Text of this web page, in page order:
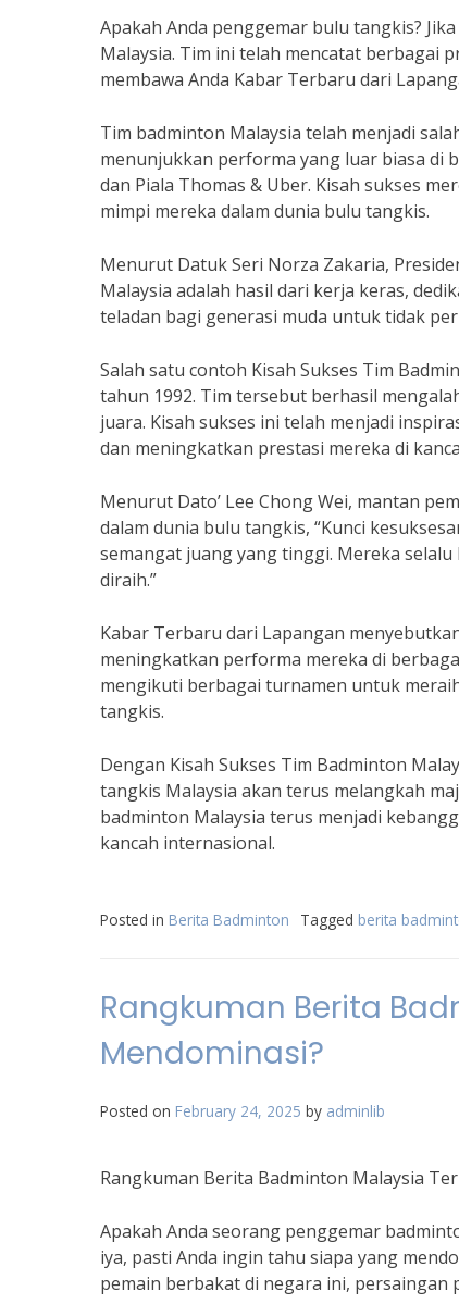
Apakah Anda penggemar bulu tangkis?
Malaysia. Tim ini telah mencatat berbagai
membawa Anda Kabar Terbaru dari
Tim badminton Malaysia telah menjadi
menunjukkan performa yang luar biasa di
dan Piala Thomas & Uber. Kisah sukses
mimpi mereka dalam dunia bulu tangkis.
Menurut Datuk Seri Norza Zakaria,
Malaysia adalah hasil dari kerja keras,
teladan bagi generasi muda untuk tidak
Salah satu contoh Kisah Sukses Tim
tahun 1992. Tim tersebut berhasil
juara. Kisah sukses ini telah menjadi
dan meningkatkan prestasi mereka di
Menurut Dato’ Lee Chong Wei, mantan
dalam dunia bulu tangkis, “Kunci
semangat juang yang tinggi. Mereka
diraih.”
Kabar Terbaru dari Lapangan
meningkatkan performa mereka di
mengikuti berbagai turnamen untuk
tangkis.
Dengan Kisah Sukses Tim Badminton
tangkis Malaysia akan terus melangkah
badminton Malaysia terus menjadi
kancah internasional.
Posted in Berita Badminton Tagged berita
Rangkuman Berita
Mendominasi?
Posted on February 24, 2025 by adminlib
Rangkuman Berita Badminton Malaysia
Apakah Anda seorang penggemar
iya, pasti Anda ingin tahu siapa yang
pemain berbakat di negara ini, persaingan